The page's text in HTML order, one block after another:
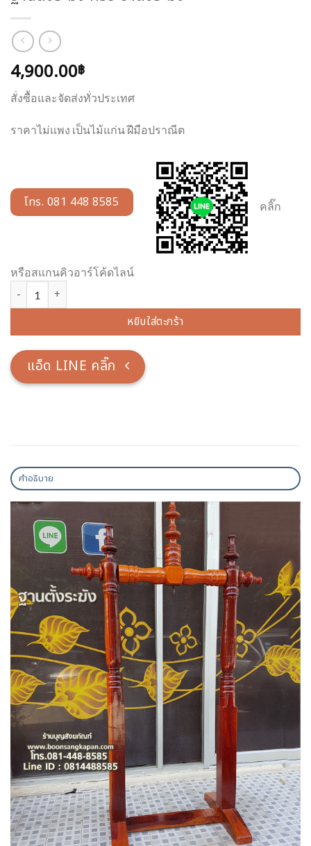
4,900.00฿
สั่งซื้อและจัดส่งทั่วประเทศ
ราคาไม่แพง เป็นไม้แก่น ฝีมือปราณีต
โทร. 081 448 8585 คลิ๊ก
หรือสแกนคิวอาร์โค้ดไลน์
หยิบใส่ตะกร้า
แอ็ด LINE คลิ๊ก
คำอธิบาย